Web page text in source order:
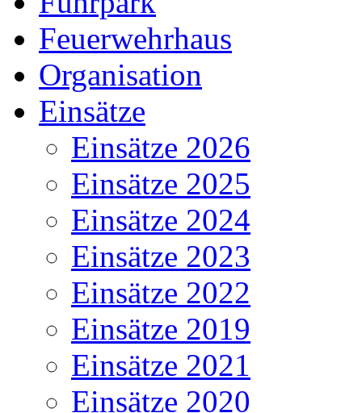
Feuerwehrhaus
Organisation
Einsätze
Einsätze 2026
Einsätze 2025
Einsätze 2024
Einsätze 2023
Einsätze 2022
Einsätze 2019
Einsätze 2021
Einsätze 2020